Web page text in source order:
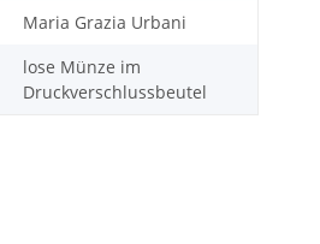
Maria Grazia Urbani
lose Münze im
Druckverschlussbeutel